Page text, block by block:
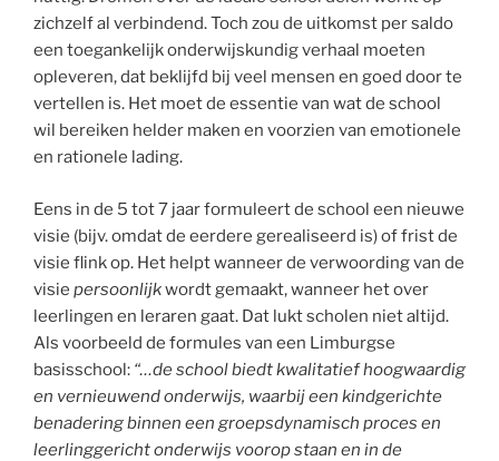
zichzelf al verbindend. Toch zou de uitkomst per saldo
een toegankelijk onderwijskundig verhaal moeten
opleveren, dat beklijfd bij veel mensen en goed door te
vertellen is. Het moet de essentie van wat de school
wil bereiken helder maken en voorzien van emotionele
en rationele lading.
Eens in de 5 tot 7 jaar formuleert de school een nieuwe
visie (bijv. omdat de eerdere gerealiseerd is) of frist de
visie flink op. Het helpt wanneer de verwoording van de
visie persoonlijkwordt gemaakt, wanneer het over
leerlingen en leraren gaat. Dat lukt scholen niet altijd.
Als voorbeeld de formules van een Limburgse
basisschool: “…de school biedt kwalitatief hoogwaardig
en vernieuwend onderwijs, waarbij een kindgerichte
benadering binnen een groepsdynamisch proces en
leerlinggericht onderwijs voorop staan en in de